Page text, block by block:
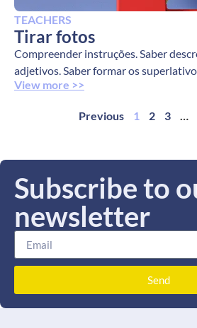
TEACHERS
Tirar fotos
Compreender instruções. Saber
adjetivos. Saber formar os
View more >>
Previous 1 2 3 …
Subscribe to
newsletter
Send